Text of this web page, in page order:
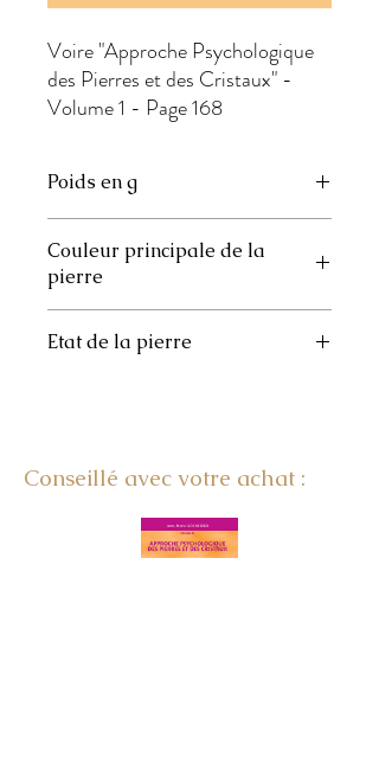
Voire "Approche Psychologique
des Pierres et des Cristaux" -
Volume 1 - Page 168
Poids en g
Couleur principale de la
pierre
Etat de la pierre
Conseillé avec votre achat :